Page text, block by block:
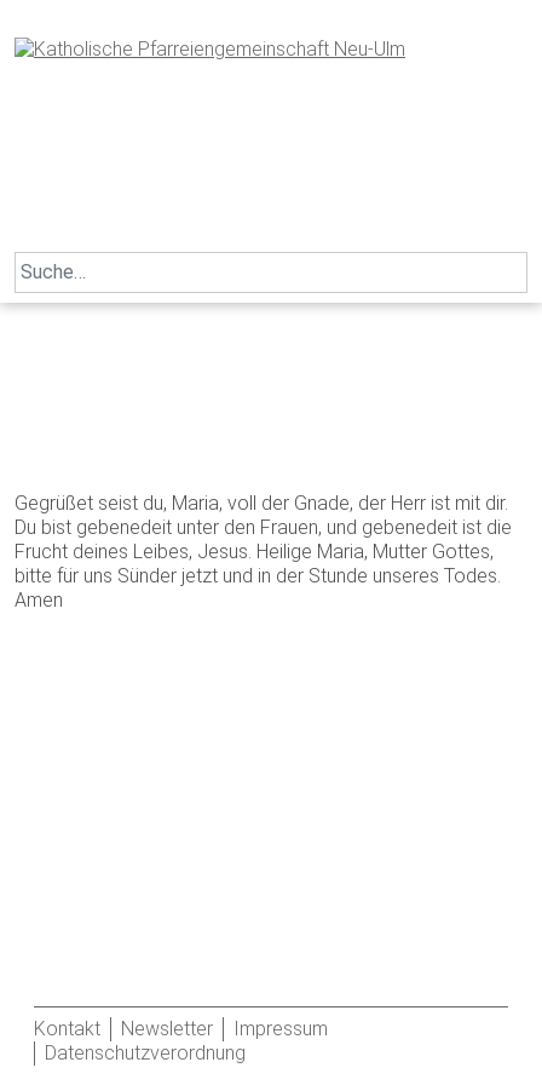
to
content
Search
for:
Gegrüßet seist du, Maria, voll der Gnade, der Herr ist mit dir.
Du bist gebenedeit unter den Frauen, und gebenedeit ist die
Frucht deines Leibes, Jesus. Heilige Maria, Mutter Gottes,
bitte für uns Sünder jetzt und in der Stunde unseres Todes.
Amen
Kontakt Newsletter
Impressum
Datenschutzverordnung